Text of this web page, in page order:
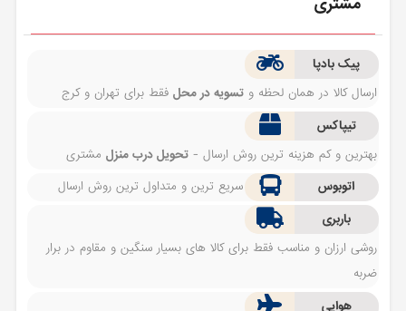
پیک بادپا
ارسال کالا در همان لحظه وتسویه در محل فقط برای تهران و کرج
تیپاکس
بهترین و کم هزینه ترین روش ارسال -تحویل درب منزل مشتری
اتوبوس
سریع ترین و متداول ترین روش ارسال
باربری
روشی ارزان و مناسب فقط برای کالا های بسیار سنگین و مقاوم در برار
ضربه
هوایی